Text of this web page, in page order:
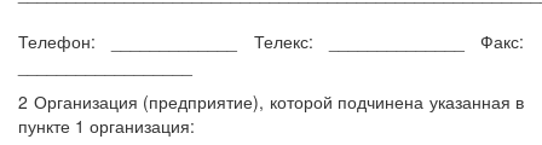
Телефон: _____________ Телекс: ______________ Факс:
2 Организация (предприятие), которой подчинена указанная в
пункте 1 организация: